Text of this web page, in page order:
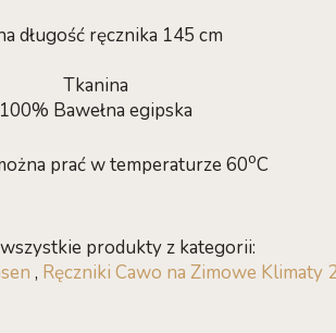
długość ręcznika 145 cm
Tkanina
100% Bawełna egipska
prać w temperaturze 60oC
produkty z kategorii:
, Ręczniki Cawo na Zimowe Klimaty